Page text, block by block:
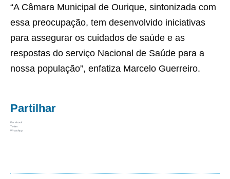
“A Câmara Municipal de Ourique, sintonizada com
essa preocupação, tem desenvolvido iniciativas
para assegurar os cuidados de saúde e as
respostas do serviço Nacional de Saúde para a
nossa população”, enfatiza Marcelo Guerreiro.
Partilhar
Facebook
Twitter
WhatsApp